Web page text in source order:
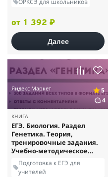
ОРКСЭ для школьников
от 1 392 ₽
Далее
Яндекс Маркет
5
4
КНИГА
ЕГЭ. Биология. Раздел
Генетика. Теория,
тренировочные задания.
Учебно-методическое
пособие
Подготовка к ЕГЭ для
учителей